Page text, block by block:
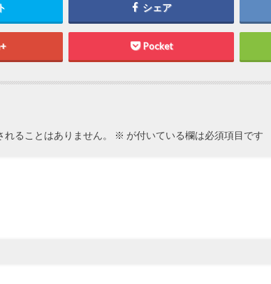
シェア
Pocket
ることはありません。 ※ が付いている欄は必須項目です